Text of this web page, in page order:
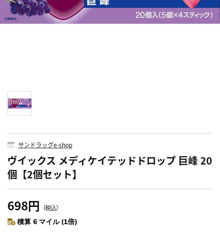
サンドラッグe-shop
ヴイックス メディケイテッドドロップ 巨峰 20
個【2個セット】
698円 （税込）
積算 6 マイル (1倍)